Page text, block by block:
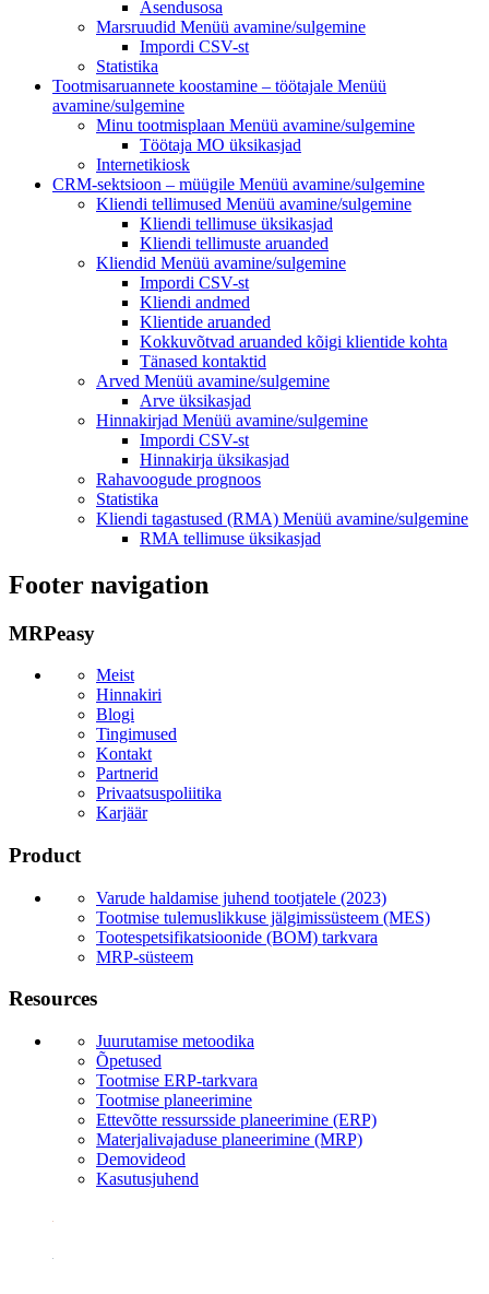
Asendusosa
Marsruudid Menüü avamine/sulgemine
Impordi CSV-st
Statistika
Tootmisaruannete koostamine – töötajale Menüü
avamine/sulgemine
Minu tootmisplaan Menüü avamine/sulgemine
Töötaja MO üksikasjad
Internetikiosk
CRM-sektsioon – müügile Menüü avamine/sulgemine
Kliendi tellimused Menüü avamine/sulgemine
Kliendi tellimuse üksikasjad
Kliendi tellimuste aruanded
Kliendid Menüü avamine/sulgemine
Impordi CSV-st
Kliendi andmed
Klientide aruanded
Kokkuvõtvad aruanded kõigi klientide kohta
Tänased kontaktid
Arved Menüü avamine/sulgemine
Arve üksikasjad
Hinnakirjad Menüü avamine/sulgemine
Impordi CSV-st
Hinnakirja üksikasjad
Rahavoogude prognoos
Statistika
Kliendi tagastused (RMA) Menüü avamine/sulgemine
RMA tellimuse üksikasjad
Footer navigation
MRPeasy
Meist
Hinnakiri
Blogi
Tingimused
Kontakt
Partnerid
Privaatsuspoliitika
Karjäär
Product
Varude haldamise juhend tootjatele (2023)
Tootmise tulemuslikkuse jälgimissüsteem (MES)
Tootespetsifikatsioonide (BOM) tarkvara
MRP-süsteem
Resources
Juurutamise metoodika
Õpetused
Tootmise ERP-tarkvara
Tootmise planeerimine
Ettevõtte ressursside planeerimine (ERP)
Materjalivajaduse planeerimine (MRP)
Demovideod
Kasutusjuhend